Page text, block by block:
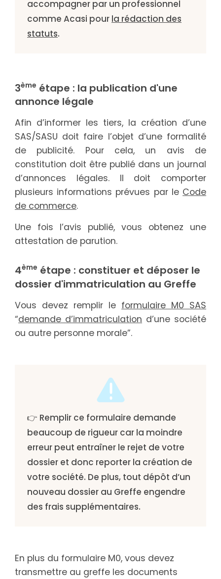
accompagner par un professionnel
comme Acasi pour la rédaction des
statuts.
3ème étape : la publication d'une
annonce légale
Afin d’informer les tiers, la création d’une
SAS/SASU doit faire l’objet d’une formalité
de publicité. Pour cela, un avis de
constitution doit être publié dans un journal
d’annonces légales. Il doit comporter
plusieurs informations prévues par le Code
de commerce.
Une fois l’avis publié, vous obtenez une
attestation de parution.
4ème étape : constituer et déposer le
dossier d'immatriculation au Greffe
Vous devez remplir le formulaire M0 SAS
“demande d’immatriculation d’une société
ou autre personne morale”.
👉 Remplir ce formulaire demande
beaucoup de rigueur car la moindre
erreur peut entraîner le rejet de votre
dossier et donc reporter la création de
votre société. De plus, tout dépôt d’un
nouveau dossier au Greffe engendre
des frais supplémentaires.
En plus du formulaire M0, vous devez
transmettre au greffe les documents